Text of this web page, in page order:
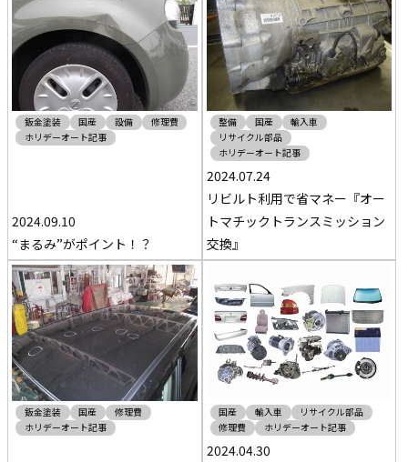
鈑金塗装 国産 設備
修理費
ホリデーオート記事
2024.09.10
“まるみ”がポイント！？
整備 国産
輸入車
リサイクル部品
ホリデーオート記事
2024.07.24
リビルト利用で省マネー『オー
トマチックトランスミッション
交換』
鈑金塗装 国産
修理費
ホリデーオート記事
国産 輸入車
リサイクル部品
修理費
ホリデーオート記事
2024.04.30